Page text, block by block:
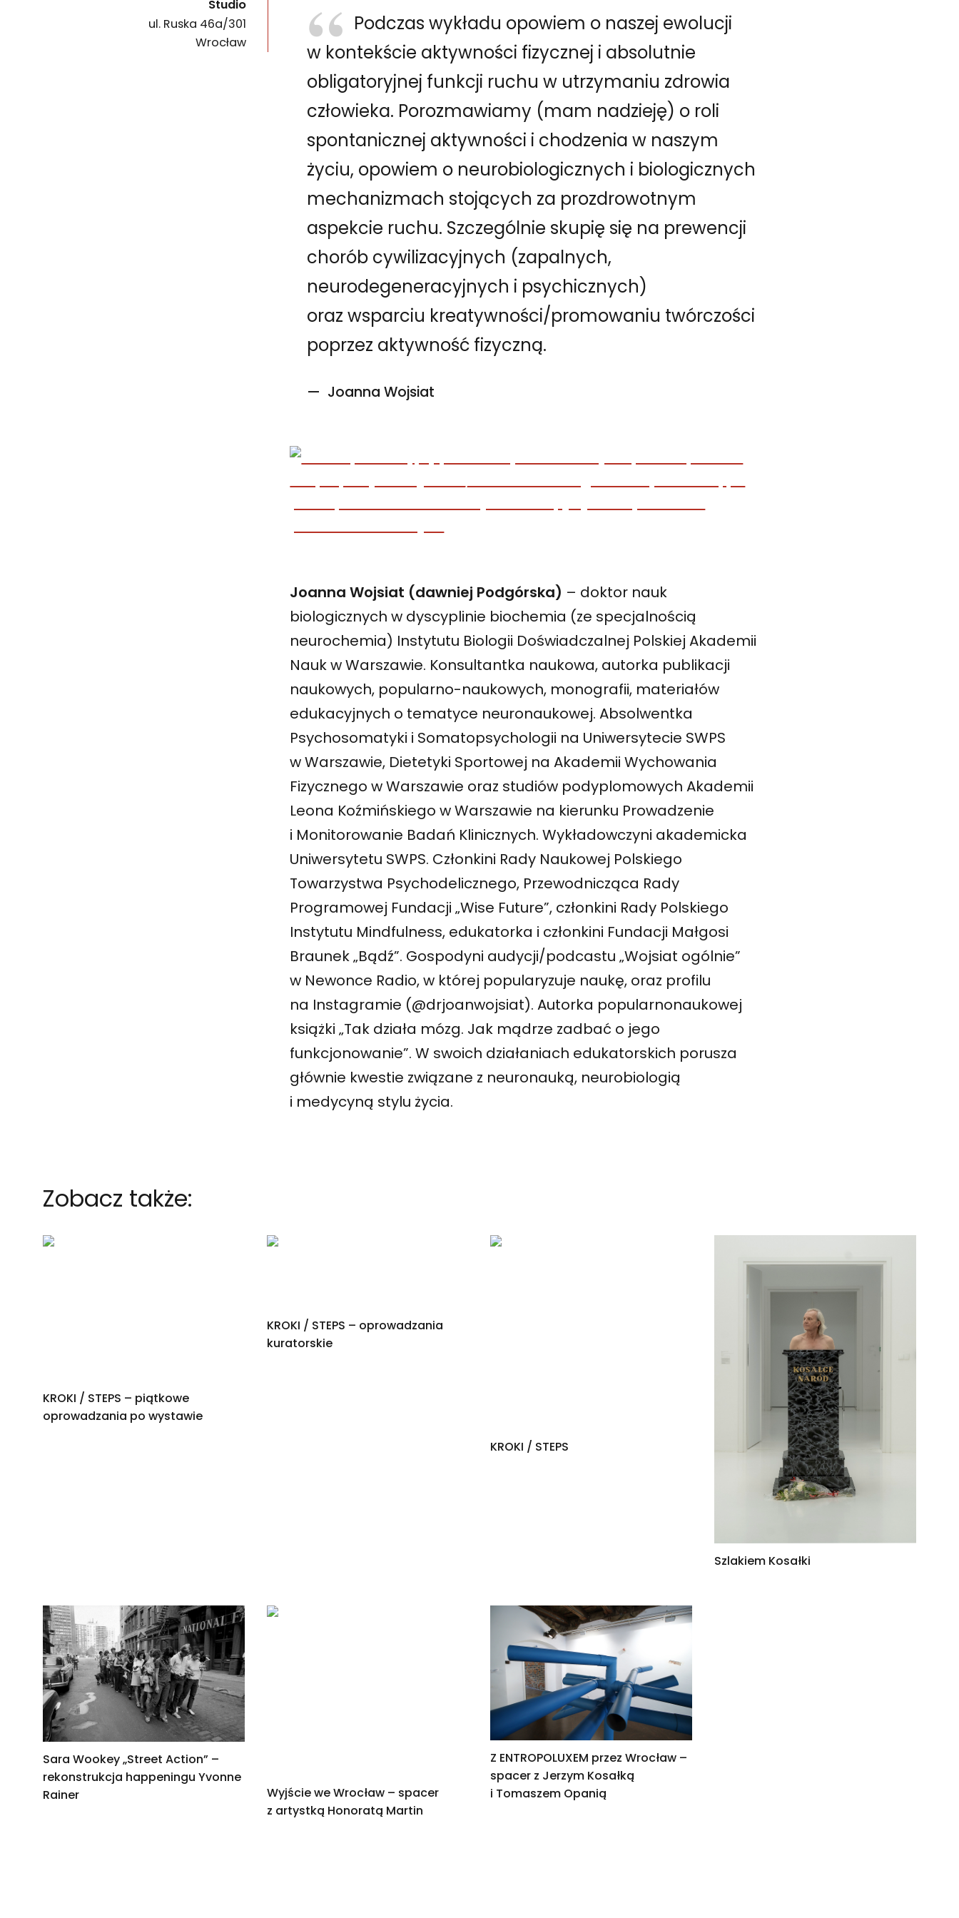
Studio
ul. Ruska 46a/301
50-079
Wrocław
Podczas wykładu opowiem o naszej ewolucji
w kontekście aktywności fizycznej i absolutnie
obligatoryjnej funkcji ruchu w utrzymaniu zdrowia
człowieka. Porozmawiamy (mam nadzieję) o roli
spontanicznej aktywności i chodzenia w naszym
życiu, opowiem o neurobiologicznych i biologicznych
mechanizmach stojących za prozdrowotnym
aspekcie ruchu. Szczególnie skupię się na prewencji
chorób cywilizacyjnych (zapalnych,
neurodegeneracyjnych i psychicznych)
oraz wsparciu kreatywności/promowaniu twórczości
poprzez aktywność fizyczną.
Joanna Wojsiat
Joanna Wojsiat (dawniej Podgórska) – doktor nauk
biologicznych w dyscyplinie biochemia (ze specjalnością
neurochemia) Instytutu Biologii Doświadczalnej Polskiej Akademii
Nauk w Warszawie. Konsultantka naukowa, autorka publikacji
naukowych, popularno-naukowych, monografii, materiałów
edukacyjnych o tematyce neuronaukowej. Absolwentka
Psychosomatyki i Somatopsychologii na Uniwersytecie SWPS
w Warszawie, Dietetyki Sportowej na Akademii Wychowania
Fizycznego w Warszawie oraz studiów podyplomowych Akademii
Leona Koźmińskiego w Warszawie na kierunku Prowadzenie
i Monitorowanie Badań Klinicznych. Wykładowczyni akademicka
Uniwersytetu SWPS. Członkini Rady Naukowej Polskiego
Towarzystwa Psychodelicznego, Przewodnicząca Rady
Programowej Fundacji „Wise Future”, członkini Rady Polskiego
Instytutu Mindfulness, edukatorka i członkini Fundacji Małgosi
Braunek „Bądź”. Gospodyni audycji/podcastu „Wojsiat ogólnie”
w Newonce Radio, w której popularyzuje naukę, oraz profilu
na Instagramie (@drjoanwojsiat). Autorka popularnonaukowej
książki „Tak działa mózg. Jak mądrze zadbać o jego
funkcjonowanie”. W swoich działaniach edukatorskich porusza
głównie kwestie związane z neuronauką, neurobiologią
i medycyną stylu życia.
Zobacz także:
KROKI / STEPS – piątkowe
oprowadzania po wystawie
KROKI / STEPS – oprowadzania
kuratorskie
KROKI / STEPS
Szlakiem Kosałki
Sara Wookey „Street Action” –
rekonstrukcja happeningu Yvonne
Rainer
Wyjście we Wrocław – spacer
z artystką Honoratą Martin
Z ENTROPOLUXEM przez Wrocław –
spacer z Jerzym Kosałką
i Tomaszem Opanią